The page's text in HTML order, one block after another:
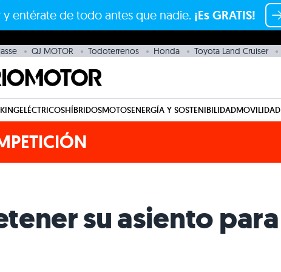
entérate de todo antes que nadie. ¡Es GRATIS!
QJ MOTOR Todoterrenos Honda Toyota Land Cruiser
ELÉCTRICOSHÍBRIDOSMOTOSENERGÍA Y SOSTENIBILIDADMOVILIDAD
su asiento para